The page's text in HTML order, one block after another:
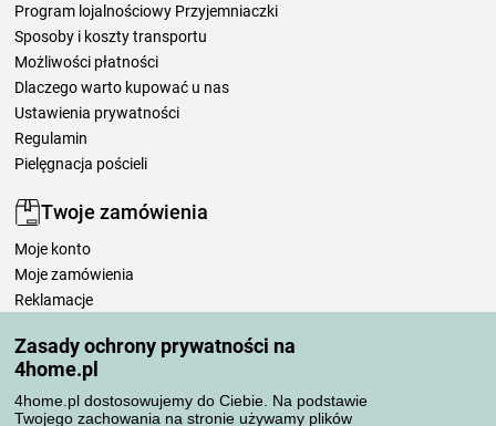
Zasady ochrony prywatności na
4home.pl
4home.pl dostosowujemy do Ciebie. Na podstawie
Twojego zachowania na stronie używamy plików
Program lojalnościowy Przyjemniaczki
Sposoby i koszty transportu
Możliwości płatności
Dlaczego warto kupować u nas
Ustawienia prywatności
Regulamin
Pielęgnacja pościeli
Twoje zamówienia
Moje konto
Moje zamówienia
Reklamacje
Zasady przetwarzania recenzji
Sposoby transportu